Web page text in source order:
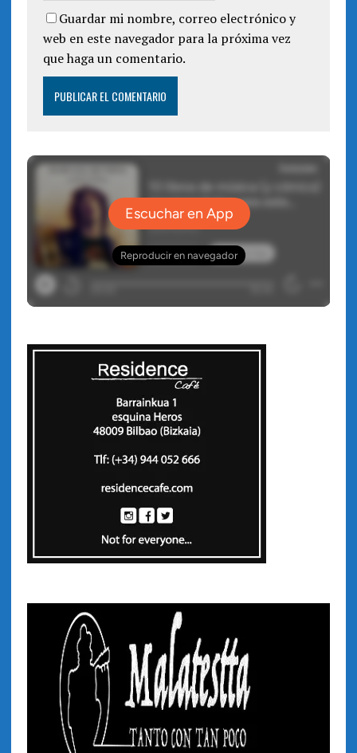
Guardar mi nombre, correo electrónico y
web en este navegador para la próxima vez
que haga un comentario.